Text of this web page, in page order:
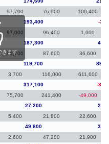
97,700 76,900 100,400
193,400
-
97,000 96,400 1,000
187,300
99,700 87,600 36,600
119,700
3,700 116,000 611,600
317,100
-
75,700 241,400 -49,000
27,200
5,400 21,800 22,600
49,800
2,600 47,200 21,900
きます